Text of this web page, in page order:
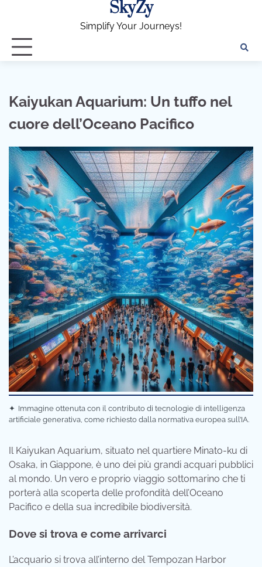
SkyZy
Simplify Your Journeys!
Kaiyukan Aquarium: Un tuffo nel
cuore dell’Oceano Pacifico
✦ Immagine ottenuta con il contributo di tecnologie di intelligenza
artificiale generativa, come richiesto dalla normativa europea sull’IA.
Il Kaiyukan Aquarium, situato nel quartiere Minato-ku di
Osaka, in Giappone, è uno dei più grandi acquari pubblici
al mondo. Un vero e proprio viaggio sottomarino che ti
porterà alla scoperta delle profondità dell’Oceano
Pacifico e della sua incredibile biodiversità.
Dove si trova e come arrivarci
L’acquario si trova all’interno del Tempozan Harbor